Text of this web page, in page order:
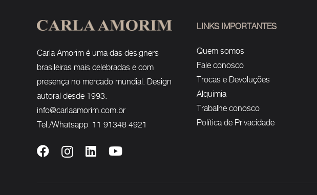
Carla Amorim é uma das designers
brasileiras mais celebradas e com
presença no mercado mundial. Design
autoral desde 1993.
info@carlaamorim.com.br
Tel./Whatsapp 11 91348 4921
LINKS IMPORTANTES
Quem somos
Fale conosco
Trocas e Devoluções
Alquimia
Trabalhe conosco
Política de Privacidade